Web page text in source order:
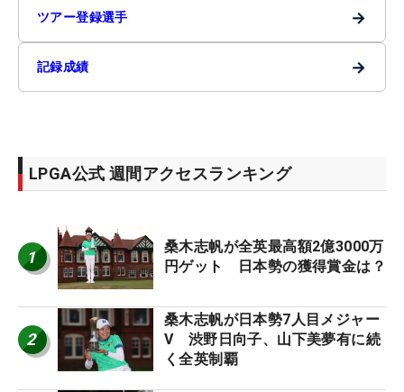
ツアー登録選手 →
記録成績 →
LPGA公式 週間アクセスランキング
1
桑木志帆が全英最高額2億3000万
円ゲット 日本勢の獲得賞金は？
2
桑木志帆が日本勢7人目メジャー
V 渋野日向子、山下美夢有に続
く全英制覇